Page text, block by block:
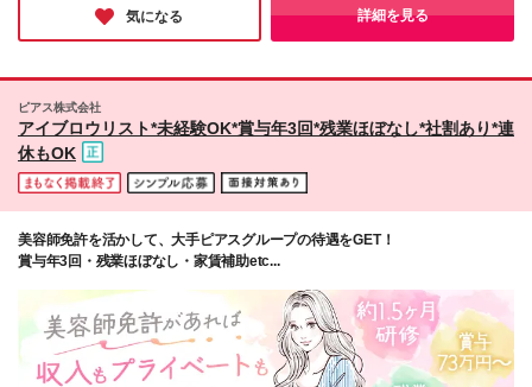
給/10月・4月）※直近 支給実績：30万円 〈3〉特別賞
与：年1回（ピアスグループの業績状況により支給）
与・待遇に差異なし
美容業界で無理なく腰を据えて働ける環境だと感じました。
気になる 詳細を見る
ピアス株式会社
アイブロウリスト*未経験OK*賞与年3回*残業ほぼなし*社割あり*連
休もOK
美容師免許を活かして、大手ピアスグループの待遇をGET！
賞与年3回・残業ほぼなし・家賃補助etc...